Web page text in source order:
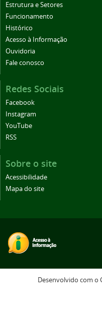
Estrutura e Setores
Funcionamento
Histórico
Acesso à Informação
Ouvidoria
Fale conosco
Redes Sociais
Facebook
Instagram
YouTube
RSS
Sobre o site
Acessibilidade
Mapa do site
Desenvolvido com o